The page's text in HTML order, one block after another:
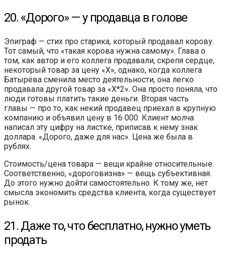
20. «Дорого» — у продавца в голове
Эпиграф — стих про старика, который продавал корову.
Тот самый, что «такая корова нужна самому». Глава о
том, как автор и его коллега продавали, скрепя сердце,
некоторый товар за цену «Х», однако, когда коллега
Батырёва сменила место деятельности, она легко
продавала другой товар за «Х*2». Она просто поняла, что
люди готовы платить такие деньги. Вторая часть
главы — про то, как некий продавец приехал в крупную
компанию и объявил цену в 16 000. Клиент молча
написал эту цифру на листке, приписав к нему знак
доллара. «Дорого, даже для нас». Цена же была в
рублях.
Стоимость/цена товара — вещи крайне относительные.
Соответственно, «дороговизна» — вещь субъективная.
До этого нужно дойти самостоятельно. К тому же, нет
смысла экономить средства клиента, когда существует
рынок.
21. Даже то, что бесплатно, нужно уметь
продать